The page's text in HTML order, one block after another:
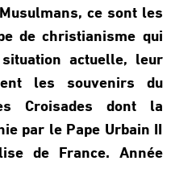
ce sont les
de christianisme qui
actuelle, leur
les souvenirs du
Croisades dont la
par le Pape Urbain II
de France. Année